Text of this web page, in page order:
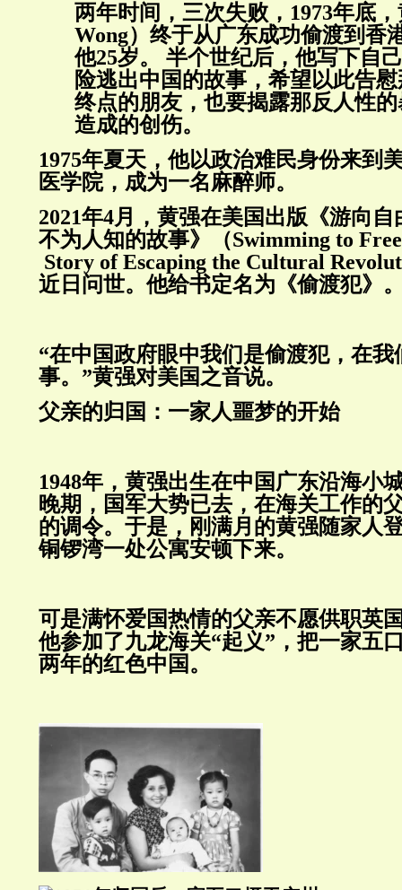
两年时间，三次失败，1973年底
Wong）终于从广东成功偷渡到香
他25岁。 半个世纪后，他写下自
险逃出中国的故事，希望以此告
终点的朋友，也要揭露那反人性
造成的创伤。
1975年夏天，他以政治难民身份来到
医学院，成为一名麻醉师。
2021年4月，黄强在美国出版《游向
不为人知的故事》（Swimming to
Story of Escaping the Cultural
近日问世。他给书定名为《偷渡犯》
“在中国政府眼中我们是偷渡犯，在
事。”黄强对美国之音说。
父亲的归国：一家人噩梦的开始
1948年，黄强出生在中国广东沿海小
晚期，国军大势已去，在海关工作的
的调令。于是，刚满月的黄强随家人
铜锣湾一处公寓安顿下来。
可是满怀爱国热情的父亲不愿供职英
他参加了九龙海关“起义”，把一家五
两年的红色中国。